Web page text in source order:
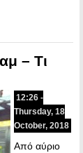
– Τι
12:26 -
Thursday, 18
October, 2018
Από αύριο